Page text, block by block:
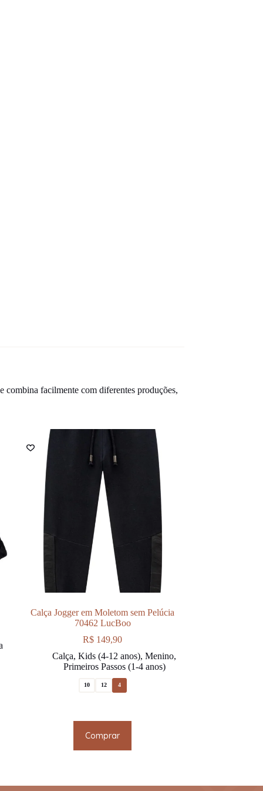
combina facilmente com diferentes produções,
Calça Jogger em Moletom sem Pelúcia
70462 LucBoo
R$ 149,90
Calça,Kids (4-12 anos),Menino,
Primeiros Passos (1-4 anos)
10 12 4
Comprar
product
options